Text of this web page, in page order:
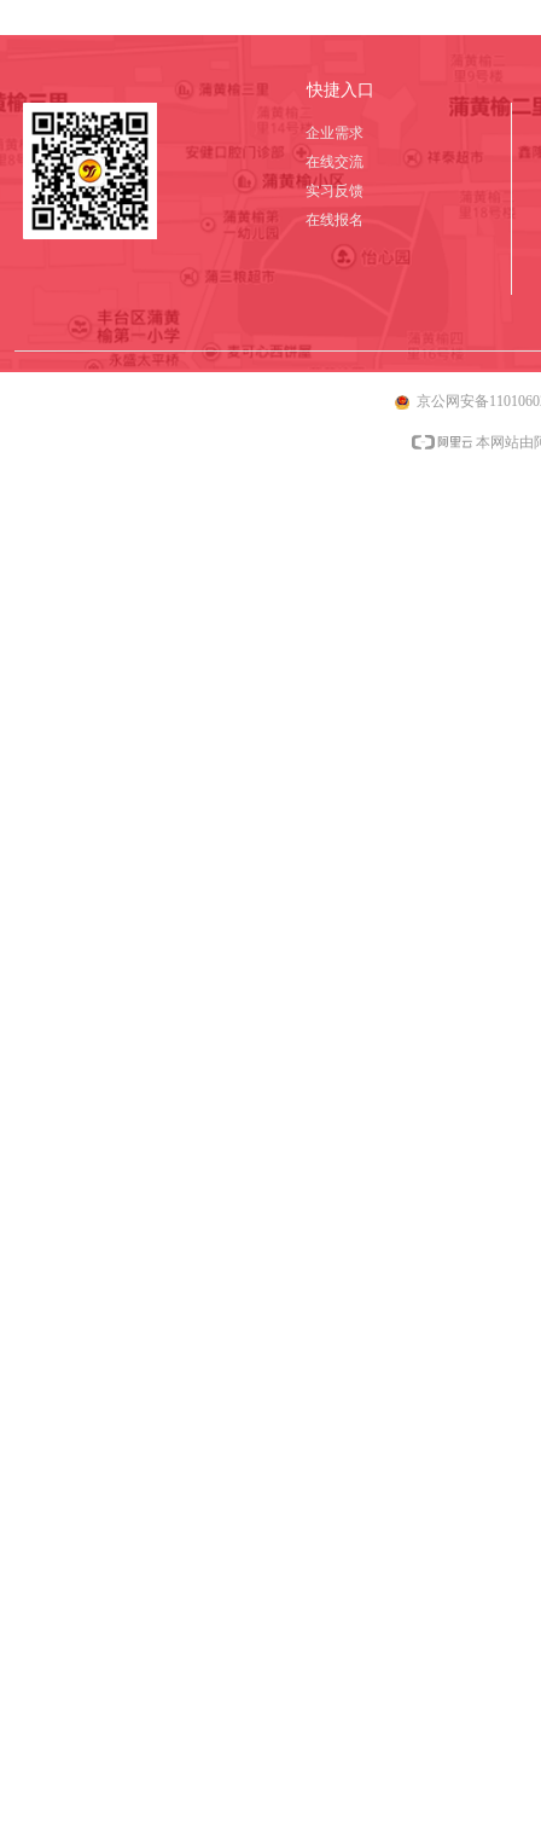
快捷入口
企业需求
在线交流
实习反馈
在线报名
京公网安备
本网站由